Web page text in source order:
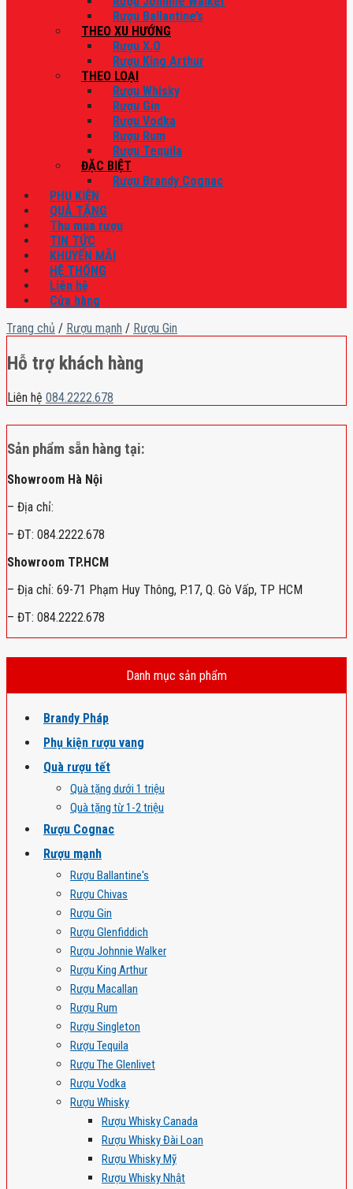
Rượu Ballantine’s
THEO XU HƯỚNG
Rượu X.O
Rượu King Arthur
THEO LOẠI
Rượu Whisky
Rượu Gin
Rượu Vodka
Rượu Rum
Rượu Tequila
ĐẶC BIỆT
Rượu Brandy Cognac
PHỤ KIỆN
QUÀ TẶNG
Thu mua rượu
TIN TỨC
KHUYẾN MÃI
HỆ THỐNG
Liên hệ
Cửa hàng
Trang chủ / Rượu mạnh / Rượu Gin
Hỗ trợ khách hàng
Liên hệ 084.2222.678
Sản phẩm sẵn hàng tại:
Showroom Hà Nội
– Địa chỉ:
– ĐT: 084.2222.678
Showroom TP.HCM
– Địa chỉ: 69-71 Phạm Huy Thông, P.17, Q. Gò Vấp, TP HCM
– ĐT: 084.2222.678
Danh mục sản phẩm
Brandy Pháp
Phụ kiện rượu vang
Quà rượu tết
Quà tặng dưới 1 triệu
Quà tặng từ 1-2 triệu
Rượu Cognac
Rượu mạnh
Rượu Ballantine's
Rượu Chivas
Rượu Gin
Rượu Glenfiddich
Rượu Johnnie Walker
Rượu King Arthur
Rượu Macallan
Rượu Rum
Rượu Singleton
Rượu Tequila
Rượu The Glenlivet
Rượu Vodka
Rượu Whisky
Rượu Whisky Canada
Rượu Whisky Đài Loan
Rượu Whisky Mỹ
Rượu Whisky Nhật